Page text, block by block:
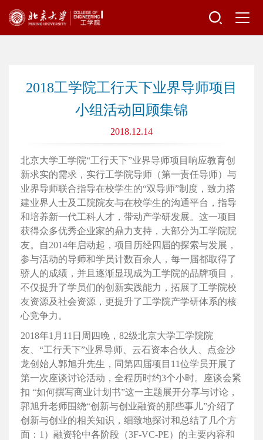
2018工学院工行天下业界导师项目
小组活动回顾集锦
2018.12.14
北京大学工学院“工行天下”业界导师项目响应教育创
新求实的需求，实行工学院导师（第一责任导师）与
业界导师联合指导在校学生的“双导师”制度，致力搭
建业界人士及工院院友与在校学生的沟通平台，指导
和培养新一代工科人才，带动产学研发展。这一项目
获得众多优秀企业家的鼎力支持，大部分为工学院院
友。自2014年启动起，项目历经四届的探索与发展，
参与活动的导师和学员计数百余人，每一届都取得了
骄人的成绩，并且逐渐显现成为工学院的品牌项目，
不仅提升了学员们的创新实践能力，拓展了工学院校
友资源及社会资源，更提升了工学院产学研体系的核
心竞争力。
2018年1月11日周四晚，82级北京大学工学院院
友、“工行天下”业界导师、云石资本合伙人、点金沙
龙创始人郭旭升先生，同第四届项目11位学员开展了
第一次座谈讨论活动，全程历时约3个小时。座谈会紧
扣 “如何撰写商业计划书”这一主题展开分享与讨论，
郭旭升老师围绕“创新与创业融资的那些事儿”介绍了
创新与创业的相关知识，细致地探讨和总结了几个方
面：1）融资轮中各阶段（3F-VC-PE）的主要内容和